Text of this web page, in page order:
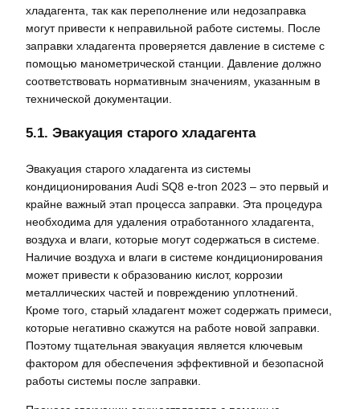
хладагента, так как переполнение или недозаправка
могут привести к неправильной работе системы. После
заправки хладагента проверяется давление в системе с
помощью манометрической станции. Давление должно
соответствовать нормативным значениям, указанным в
технической документации.
5.1. Эвакуация старого хладагента
Эвакуация старого хладагента из системы
кондиционирования Audi SQ8 e-tron 2023 – это первый и
крайне важный этап процесса заправки. Эта процедура
необходима для удаления отработанного хладагента,
воздуха и влаги, которые могут содержаться в системе.
Наличие воздуха и влаги в системе кондиционирования
может привести к образованию кислот, коррозии
металлических частей и повреждению уплотнений.
Кроме того, старый хладагент может содержать примеси,
которые негативно скажутся на работе новой заправки.
Поэтому тщательная эвакуация является ключевым
фактором для обеспечения эффективной и безопасной
работы системы после заправки.